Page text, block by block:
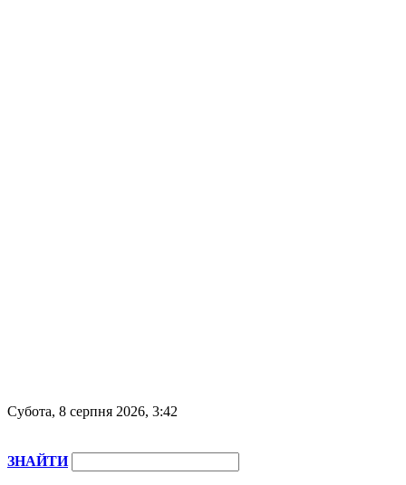
Субота, 8 серпня 2026, 3:42
ЗНАЙТИ